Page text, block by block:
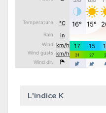
L'indice K